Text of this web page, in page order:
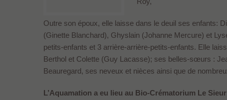
Outre son époux, elle laisse dans le deuil ses enfants:
(Ginette Blanchard), Ghyslain (Johanne Mercure) et
petits-enfants et 3 arrière-arrière-petits-enfants. Elle
Berthol et Colette (Guy Lacasse); ses belles-sœurs :
Beauregard, ses neveux et nièces ainsi que de
L’Aquamation a eu lieu au Bio-Crématorium Le